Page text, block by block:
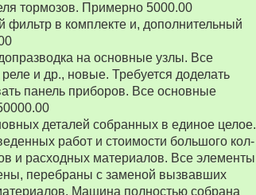
тормозов. Примерно 5000.00
в комплекте и, дополнительный
на основные узлы. Все
и др., новые. Требуется доделать
панель приборов. Все основные
деталей собранных в единое целое.
работ и стоимости большого кол-
и расходных материалов. Все элементы
перебраны с заменой вызвавших
Машина полностью собрана